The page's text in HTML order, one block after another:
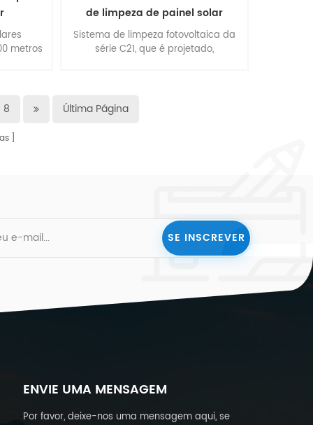
metros
os
e são
de limpeza de painel solar
Sistema de limpeza fotovoltaica da
série C21, que é projetado,
central elétrica onde o grande
sistema de limpeza de painéis
8 Última Página
ENVIE UMA MENSAGEM
Por favor, deixe-nos uma mensagem aqui, se